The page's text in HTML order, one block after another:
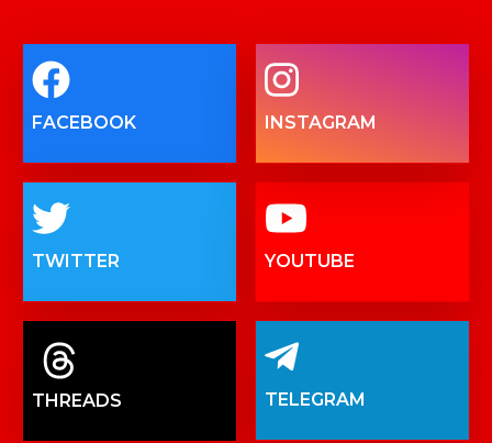
FACEBOOK INSTAGRAM
TWITTER YOUTUBE
THREADS TELEGRAM